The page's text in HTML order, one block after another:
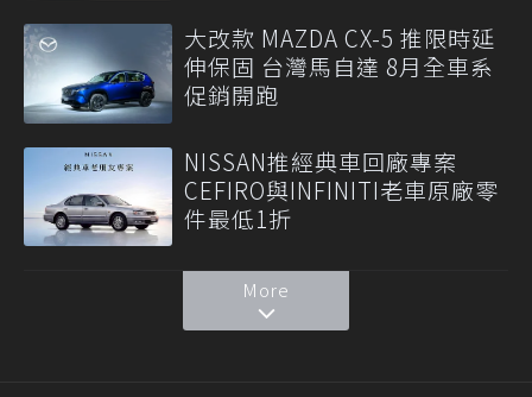
大改款 MAZDA CX-5 推限時延
伸保固 台灣馬自達 8月全車系
促銷開跑
NISSAN推經典車回廠專案
CEFIRO與INFINITI老車原廠零
件最低1折
More